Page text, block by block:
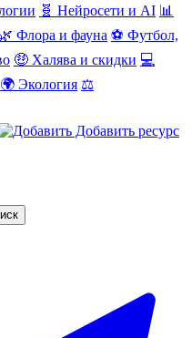
🧬 Нейросети и AI 📊
🌿 Флора и фауна ⚽ Футбол,
🤑 Халява и скидки 💻
🌍 Экология ⚖️
Добавить ресурс